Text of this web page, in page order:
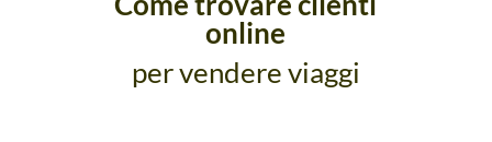
online
per vendere viaggi